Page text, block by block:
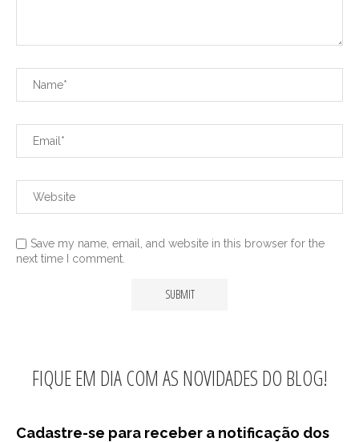
Save my name, email, and website in this browser for the
next time I comment.
FIQUE EM DIA COM AS NOVIDADES DO BLOG!
Cadastre-se para receber a notificação dos